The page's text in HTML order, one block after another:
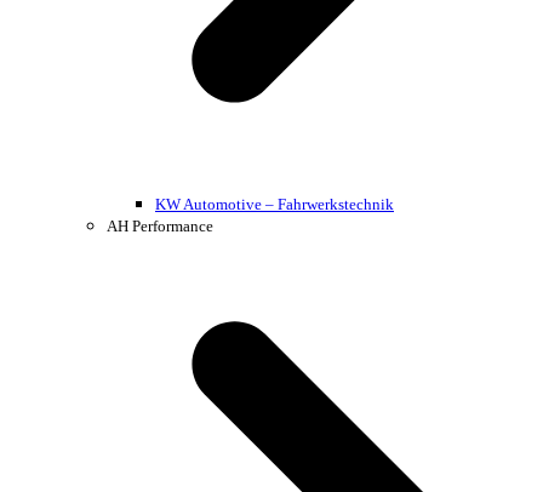
KW Automotive – Fahrwerkstechnik
AH Performance